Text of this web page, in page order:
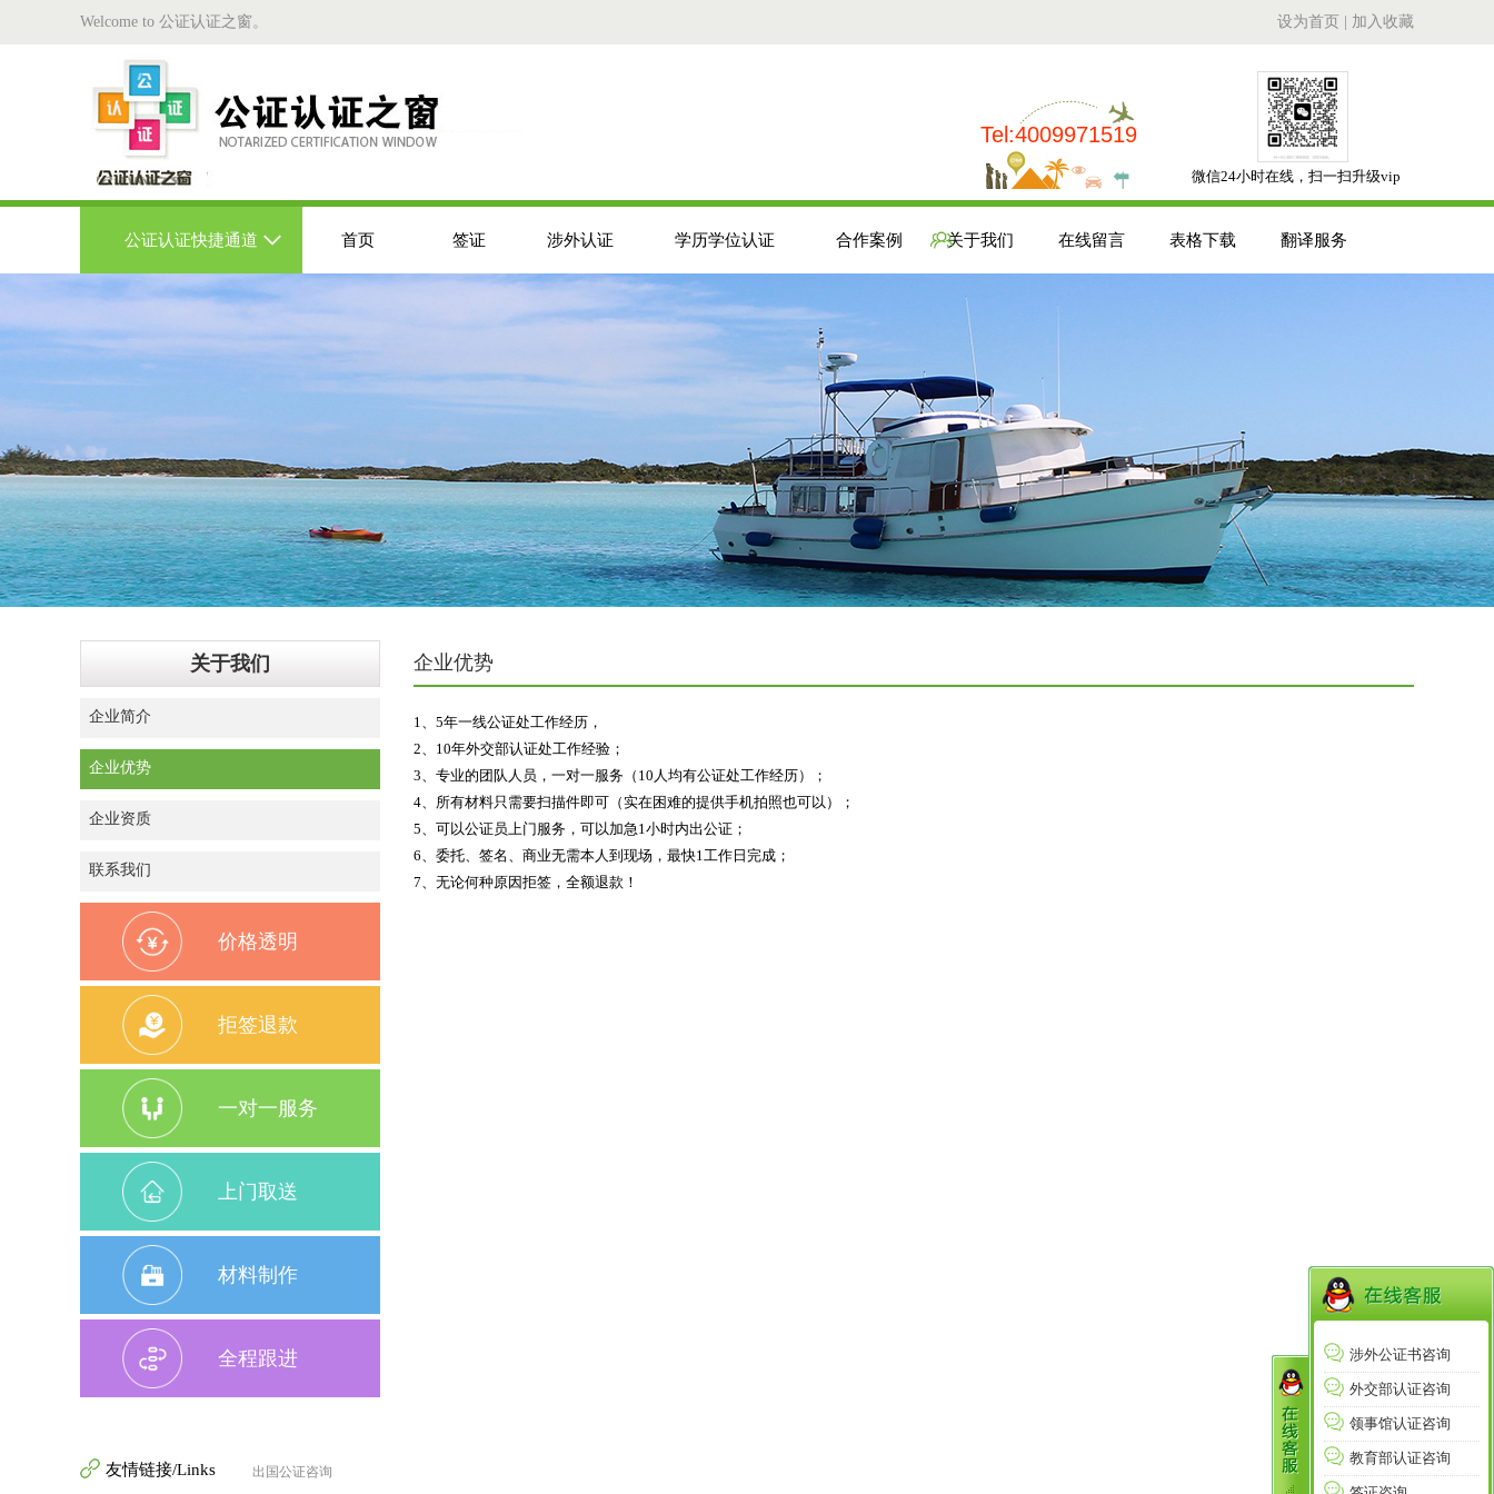
Welcome to 公证认证之窗。 设为首页 加入收藏
微信24小时在线，扫一扫升级vip
Tel:4009971519
公证认证快捷通道 首页 签证 涉外认证 学历学位认证 合作案例 关于我们 在线留言 表格下载 翻译服务
关于我们
企业简介
企业优势
企业资质
联系我们
价格透明
拒签退款
一对一服务
上门取送
材料制作
全程跟进
企业优势
1、5年一线公证处工作经历，
2、 10年外交部认证处工作经验；
3、专业的团队人员，一对一服务（10人均有公证处工作经历）；
4、所有材料只需要扫描件即可（实在困难的提供手机拍照也可以）；
5、可以公证员上门服务，可以加急1小时内出公证；
6、委托、签名、商业无需本人到现场，最快1工作日完成；
7、无论何种原因拒签，全额退款！
友情链接/Links 出国公证咨询
涉外公证书咨询
外交部认证咨询
领事馆认证咨询
教育部认证咨询